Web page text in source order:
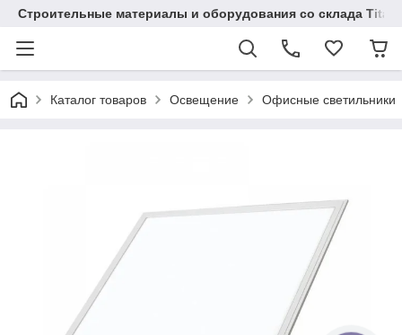
Строительные материалы и оборудования со склада
Каталог товаров Освещение Офисные светильники